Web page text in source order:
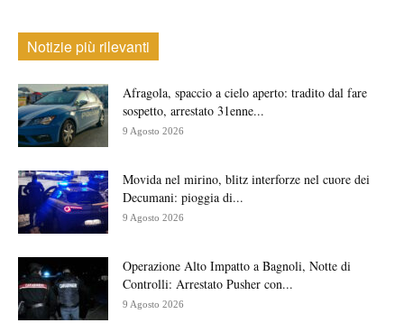
Notizie più rilevanti
Afragola, spaccio a cielo aperto: tradito dal fare
sospetto, arrestato 31enne...
9 Agosto 2026
Movida nel mirino, blitz interforze nel cuore dei
Decumani: pioggia di...
9 Agosto 2026
Operazione Alto Impatto a Bagnoli, Notte di
Controlli: Arrestato Pusher con...
9 Agosto 2026